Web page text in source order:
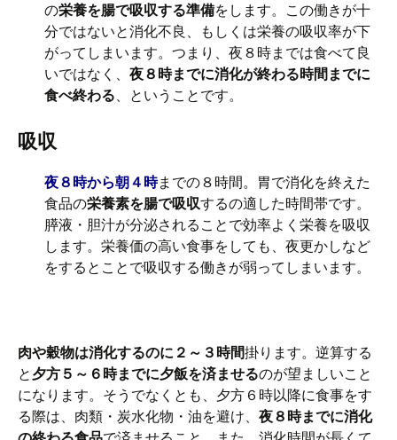
の栄養を腸で吸収する準備をします。この働きが十
分ではないと消化不良、もしくは栄養の吸収率が下
がってしまいます。つまり、夜８時までは食べて良
いではなく、 夜８時までに消化が終わる時間までに
食べ終わる、ということです。
吸収
夜８時から朝４時までの８時間。胃で消化を終えた
食品の栄養素を腸で吸収するの適した時間帯です。
膵液・胆汁が分泌されることで効率よく栄養を吸収
します。栄養価の高い食事をしても、夜更かしなど
をするとことで吸収する働きが弱ってしまいます。
肉や穀物は消化するのに２～３時間掛ります。逆算する
と 夕方５～６時までに夕飯を済ませるのが望ましいこと
になります。そうでなくとも、夕方６時以降に食事をす
る際は、肉類・炭水化物・油を避け、 夜８時までに消化